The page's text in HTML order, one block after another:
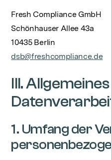
Fresh Compliance GmbH
Schönhauser Allee 43a
10435 Berlin
dsb@freshcompliance.de
III.
1. Umfang der